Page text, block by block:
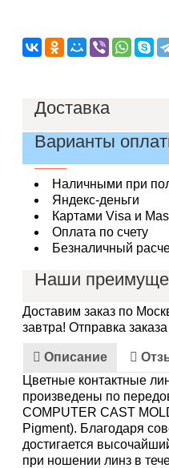
Доставка
В пределах МКАД -
таблице
Варианты
Наличными при
Яндекс-деньги
Картами Visa и
Оплата по счету
Безналичный
НашиСрок годности
Оповещение
Возврат и
Различные
Доставим заказ по
завтра! Отправка
Описание
Цветные контактные
произведены по
COMPUTER CAST
Pigment). Благодаря
достигается
при ношении линз в